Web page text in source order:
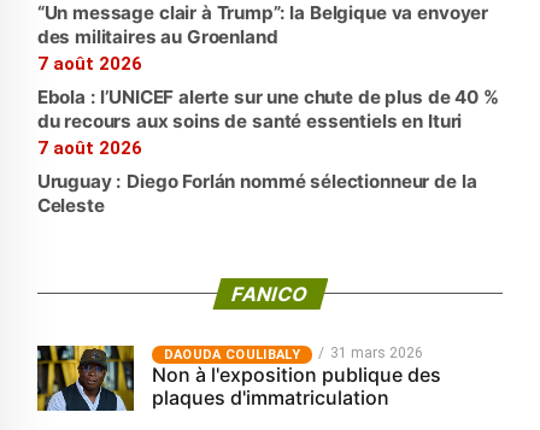
“Un message clair à Trump”: la Belgique va envoyer
des militaires au Groenland
7 août 2026
Ebola : l’UNICEF alerte sur une chute de plus de 40 %
du recours aux soins de santé essentiels en Ituri
7 août 2026
Uruguay : Diego Forlán nommé sélectionneur de la
Celeste
FANICO
‎DAOUDA COULIBALY 31 mars 2026
Non à l'exposition publique des
plaques d'immatriculation